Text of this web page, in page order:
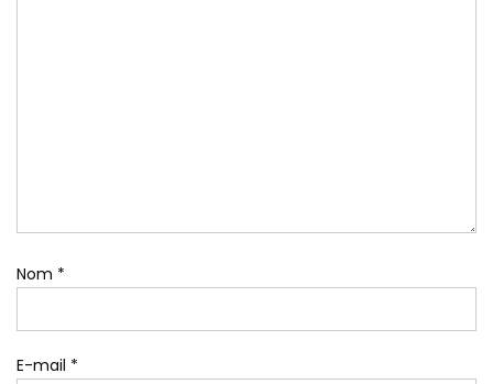
Nom *
E-mail *